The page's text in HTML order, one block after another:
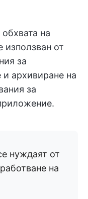
на
от
за
и архивиране на
за
нуждаят от
на